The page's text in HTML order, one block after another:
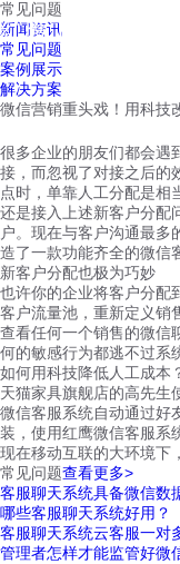
红鹰工作手机
常见问题
新闻资讯
常见问题
案例展示
解决方案
微信营销重头戏！用科技
很多企业的朋友们都会遇
接，而忽视了对接之后的
点时，单靠人工分配是
还是接入上述新客户分配
户。现在与客户沟通最多
造了一款功能齐全的微信
新客户分配也极为巧妙
也许你的企业将客户分配
客户流量池，重新定义销
查看任何一个销售的微信
何的敏感行为都逃不过系
如何用科技降低人工成本
天猫家具旗舰店的高先生
微信客服系统自动通过好
装，使用红鹰微信客服系
现在移动互联的大环境下
常见问题查看更多>
客服聊天系统具备微信数
哪些客服聊天系统好用？
客服聊天系统云客服一对
管理者怎样才能监管好微